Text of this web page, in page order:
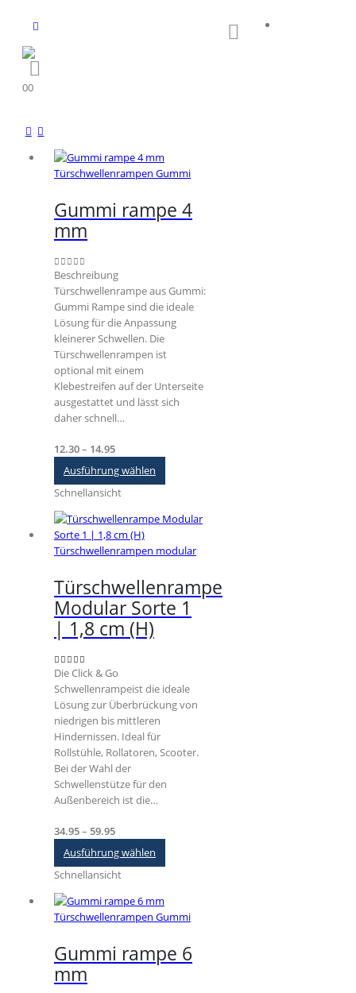
00
Türschwellenrampen Gummi
Gummi rampe 4
mm
0out of 5
Beschreibung
Türschwellenrampe aus Gummi:
Gummi Rampe sind die ideale
Lösung für die Anpassung
kleinerer Schwellen. Die
Türschwellenrampen ist
optional mit einem
Klebestreifen auf der Unterseite
ausgestattet und lässt sich
daher schnell…
12.30– 14.95Preisspanne:
€12.30
bis
€14.95
Ausführung wählen
mehrere
Varianten
auf.
Die
können
auf
der
Schnellansicht
Türschwellenrampen modular
Türschwellenrampe
Modular Sorte 1
| 1,8 cm (H)
5.00out of 5
Die Click & Go
Schwellenrampeist die ideale
Lösung zur Überbrückung von
niedrigen bis mittleren
Hindernissen. Ideal für
Rollstühle, Rollatoren, Scooter.
Bei der Wahl der
Schwellenstütze für den
Außenbereich ist die…
34.95– 59.95Preisspanne:
€34.95
bis
€59.95
Ausführung wählen
Varianten
auf.
Optionen
Schnellansicht
Türschwellenrampen Gummi
Gummi rampe 6
mm